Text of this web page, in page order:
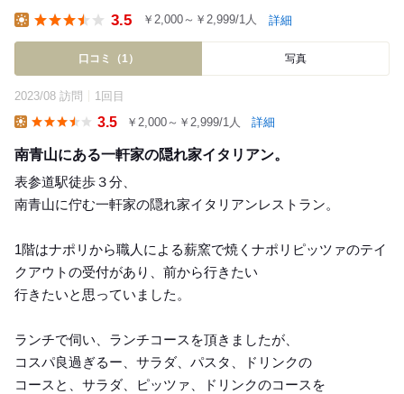
3.5 ￥2,000～￥2,999/1人 詳細
口コミ（1） 写真
2023/08 訪問 1回目
3.5 ￥2,000～￥2,999/1人 詳細
南青山にある一軒家の隠れ家イタリアン。
表参道駅徒歩３分、
南青山に佇む一軒家の隠れ家イタリアンレストラン。
1階はナポリから職人による薪窯で焼くナポリピッツァのテイ
クアウトの受付があり、前から行きたい
行きたいと思っていました。
ランチで伺い、ランチコースを頂きましたが、
コスパ良過ぎるー、サラダ、パスタ、ドリンクの
コースと、サラダ、ピッツァ、ドリンクのコースを